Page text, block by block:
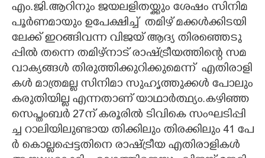
എം.​ജി.​ആ​റി​നും​ ​ജ​യ​ല​ളി​ത​യ്ക്കും​ ​ശേ​ഷം​ ​സി​നി​മ​ ​
പൂ​ർ​ണ​മാ​യും​ ​ഉ​പേ​ക്ഷി​ച്ച് ​ ത​മി​ഴ് ​മ​ക്ക​ൾ​ക്കി​ട​യി​
ലേ​ക്ക് ​ഇ​റ​ങ്ങി​വ​ന്ന​ ​വി​ജ​യ് ​ആ​ദ്യ​ ​തി​ര​ഞ്ഞെ​ടു​
പ്പി​ൽ​ ​ത​ന്നെ​ ​ത​മി​ഴ്നാ​ട് ​രാ​ഷ്ട്രീ​യ​ത്തി​ന്റെ​ ​സ​മ​
വാ​ക്യ​ങ്ങ​ൾ​ ​തി​രു​ത്തി​ക്കു​റി​ക്കു​മെ​ന്ന് ​ ​എ​തി​രാ​ളി​
ക​ൾ​ ​മാ​ത്ര​മ​ല്ല​ ​സി​നി​മാ​ ​സു​ഹൃ​ത്തു​ക്ക​ൾ​ ​പോ​ലും​
​ക​രു​തിയില്ല ​എ​ന്ന​താ​ണ് ​യാ​ഥാ​ർ​ത്ഥ്യം.ക​ഴി​ഞ്ഞ​ ​
സെ​പ്തം​ബ​ർ​ 27​ന് ​ക​രൂ​രി​ൽ​ ​ടി​വികെ​ ​സം​ഘ​ടി​പ്പി​
ച്ച​ ​റാ​ലി​യി​ലു​ണ്ടാ​യ​ ​തി​ക്കി​ലും​ ​തി​ര​ക്കി​ലും​ 41​ ​പേ​
ർ​ ​കൊ​ല്ല​പ്പെ​ട്ട​തി​നെ​ ​രാ​ഷ്ട്രീ​യ​ ​എ​തി​രാ​ളി​ക​ൾ​ ​